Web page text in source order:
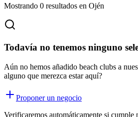
Mostrando 0 resultados en Ojén
Todavía no tenemos ninguno
Aún no hemos añadido beach clubs a
alguno que merezca estar aquí?
Proponer un negocio
Verificaremos automáticamente si cumple